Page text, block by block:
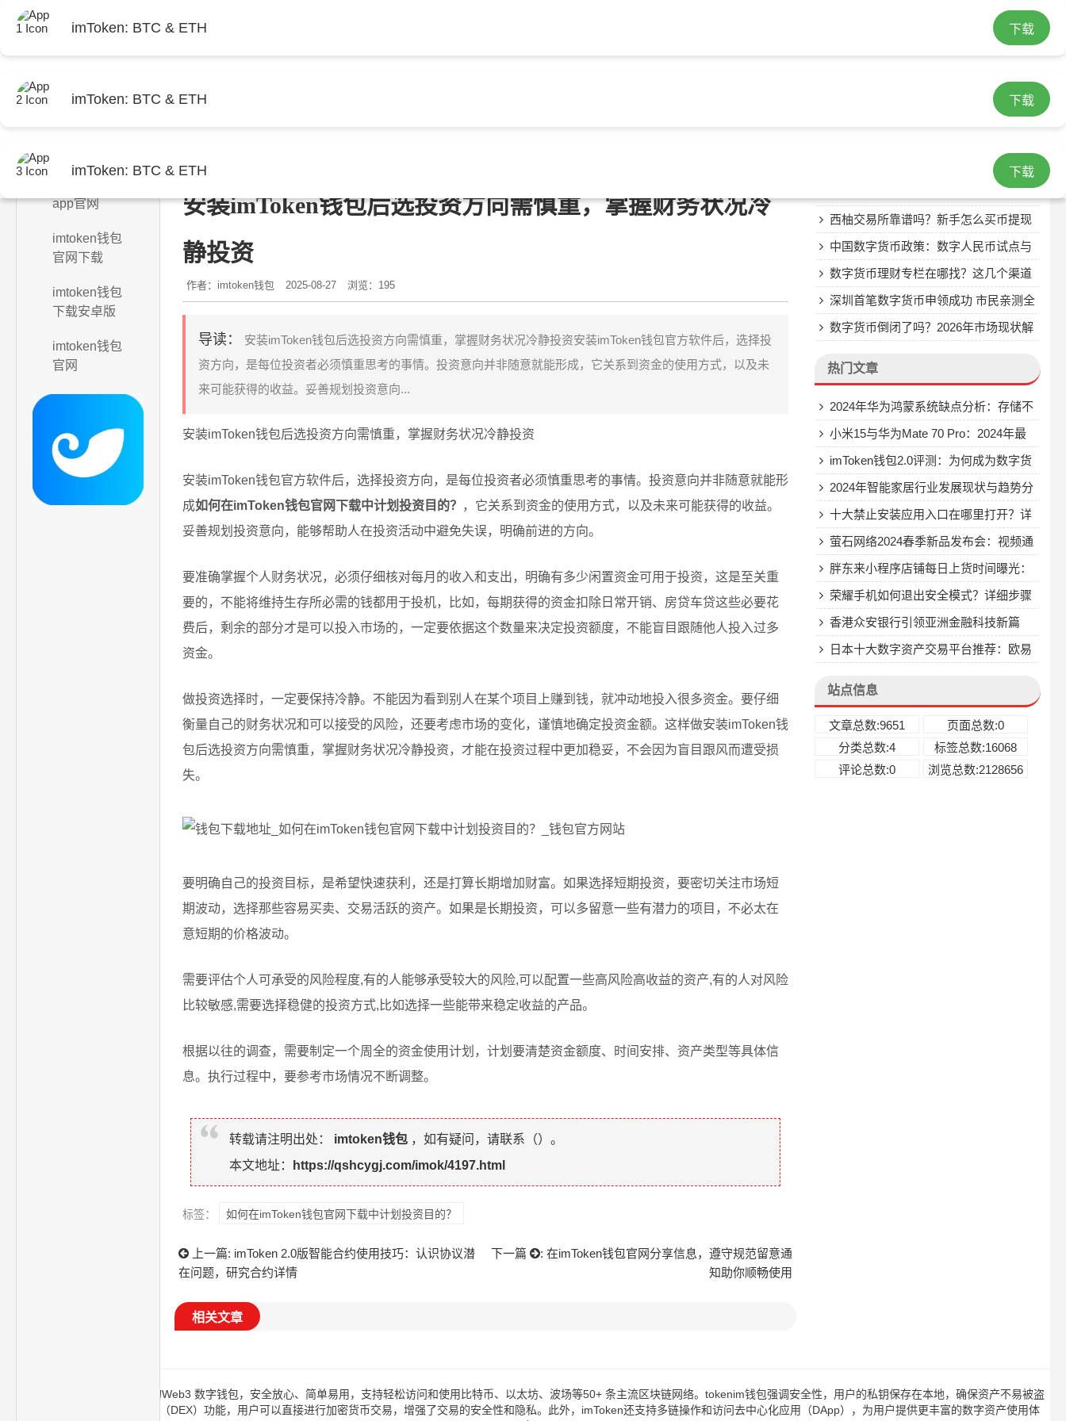
imToken: BTC & ETH 下载
imToken: BTC & ETH 下载
imToken: BTC & ETH 下载
app官网
imtoken钱包
官网下载
imtoken钱包
下载安卓版
imtoken钱包
官网
安装imToken钱包后选投资方向需慎重，掌握财务状况冷
静投资
作者：imtoken钱包 2025-08-27 浏览：195
导读：
安装imToken钱包后选投资方向需慎重，掌握财务状况冷静投资安装imToken钱包官方软件后，选择投
资方向，是每位投资者必须慎重思考的事情。投资意向并非随意就能形成，它关系到资金的使用方式，以及未
来可能获得的收益。妥善规划投资意向...
安装imToken钱包后选投资方向需慎重，掌握财务状况冷静投资
安装imToken钱包官方软件后，选择投资方向，是每位投资者必须慎重思考的事情。投资意向并非随意就能形
成如何在imToken钱包官网下载中计划投资目的？ ，它关系到资金的使用方式，以及未来可能获得的收益。
妥善规划投资意向，能够帮助人在投资活动中避免失误，明确前进的方向。
要准确掌握个人财务状况，必须仔细核对每月的收入和支出，明确有多少闲置资金可用于投资，这是至关重
要的，不能将维持生存所必需的钱都用于投机，比如，每期获得的资金扣除日常开销、房贷车贷这些必要花
费后，剩余的部分才是可以投入市场的，一定要依据这个数量来决定投资额度，不能盲目跟随他人投入过多
资金。
做投资选择时，一定要保持冷静。不能因为看到别人在某个项目上赚到钱，就冲动地投入很多资金。要仔细
衡量自己的财务状况和可以接受的风险，还要考虑市场的变化，谨慎地确定投资金额。这样做安装imToken钱
包后选投资方向需慎重，掌握财务状况冷静投资，才能在投资过程中更加稳妥，不会因为盲目跟风而遭受损
失。
要明确自己的投资目标，是希望快速获利，还是打算长期增加财富。如果选择短期投资，要密切关注市场短
期波动，选择那些容易买卖、交易活跃的资产。如果是长期投资，可以多留意一些有潜力的项目，不必太在
意短期的价格波动。
需要评估个人可承受的风险程度,有的人能够承受较大的风险,可以配置一些高风险高收益的资产,有的人对风险
比较敏感,需要选择稳健的投资方式,比如选择一些能带来稳定收益的产品。
根据以往的调查，需要制定一个周全的资金使用计划，计划要清楚资金额度、时间安排、资产类型等具体信
息。执行过程中，要参考市场情况不断调整。
转载请注明出处： imtoken钱包 ，如有疑问，请联系（）。
本文地址：
https://qshcygj.com/imok/4197.html
标签： 如何在imToken钱包官网下载中计划投资目的？
上一篇: imToken 2.0版智能合约使用技巧：认识协议潜
在问题，研究合约详情
下一篇 : 在imToken钱包官网分享信息，遵守规范留意通
知助你顺畅使用
相关文章
数字货币暴跌之后怎么办？老玩家告诉
eos metamask imtoken EOS钱包怎么
两会热议虚拟数字货币，数字人民币前
Global数字货币交易所真实体验：安全
吗？手续费如何？
西柚交易所靠谱吗？新手怎么买币提现
安全吗
中国数字货币政策：数字人民币试点与
监管框架
数字货币理财专栏在哪找？这几个渠道
最靠谱
深圳首笔数字货币申领成功 市民亲测全
流程数字货币倒闭了吗？2026年市场现状解
热门文章
2024年华为鸿蒙系统缺点分析：存储不
足、界面单调、资源消耗大、安全性漏洞
小米15与华为Mate 70 Pro：2024年最
受关注的旗舰手机对比分析
imToken钱包2.0评测：为何成为数字货
币投资者的首选安全钱包？
2024年智能家居行业发展现状与趋势分
析：物联网、云计算、人工智能推动市场
快速增长
十大禁止安装应用入口在哪里打开？详
细解答与实用解决方案
萤石网络2024春季新品发布会：视频通
话摄像机S10等多款智能家居产品重磅发
布
胖东来小程序店铺每日上货时间曝光：
上午9点准时抢购，掌握这些技巧轻松购
得心仪商品
荣耀手机如何退出安全模式？详细步骤
与原因解析
香港众安银行引领亚洲金融科技新篇
章：首家提供加密货币交易服务的数字银
日本十大数字资产交易平台推荐：欧易
稳定性合约
站点信息
文章总数:9651
页面总数:0
分类总数:4
标签总数:16068
评论总数:0
浏览总数:2128656
imtoken钱包千万用户信赖的Web3 数字钱包，安全放心、简单易用，支持轻松访问和使用比特币、以太坊、波场等50+ 条主流区块链网络。tokenim钱包强调安全性，用户的私钥保存在本地，确保资产不易被盗
取。内置的去中心化交易所（DEX）功能，用户可以直接进行加密货币交易，增强了交易的安全性和隐私。此外，imToken还支持多链操作和访问去中心化应用（DApp），为用户提供更丰富的数字资产使用体